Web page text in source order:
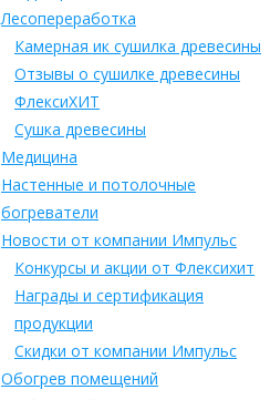
Лесопереработка
Камерная ик сушилка древесины
Отзывы о сушилке древесины
ФлексиХИТ
Сушка древесины
Медицина
Настенные и потолочные
богреватели
Новости от компании Импульс
Конкурсы и акции от Флексихит
Награды и сертификация
продукции
Скидки от компании Импульс
Обогрев помещений